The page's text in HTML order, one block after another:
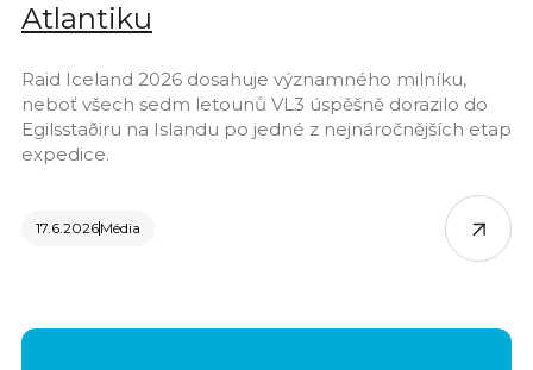
Atlantiku
Raid Iceland 2026 dosahuje významného milníku,
neboť všech sedm letounů VL3 úspěšně dorazilo do
Egilsstaðiru na Islandu po jedné z nejnáročnějších etap
expedice.
17.6.2026Média